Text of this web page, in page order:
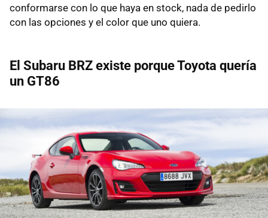
conformarse con lo que haya en stock, nada de pedirlo
con las opciones y el color que uno quiera.
El Subaru BRZ existe porque Toyota quería
un GT86